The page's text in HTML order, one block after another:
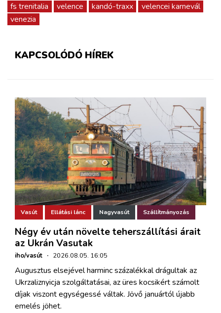
fs trenitalia
velence kandó-traxx
velencei karnevál
venezia
KAPCSOLÓDÓ HÍREK
Vasút Ellátási lánc Nagyvasút Szállítmányozás
Négy év után növelte teherszállítási árait
az Ukrán Vasutak
iho/vasút · 2026.08.05. 16:05
Augusztus elsejével harminc százalékkal drágultak az
Ukrzaliznyicja szolgáltatásai, az üres kocsikért számolt
díjak viszont egységessé váltak. Jövő januártól újabb
emelés jöhet.